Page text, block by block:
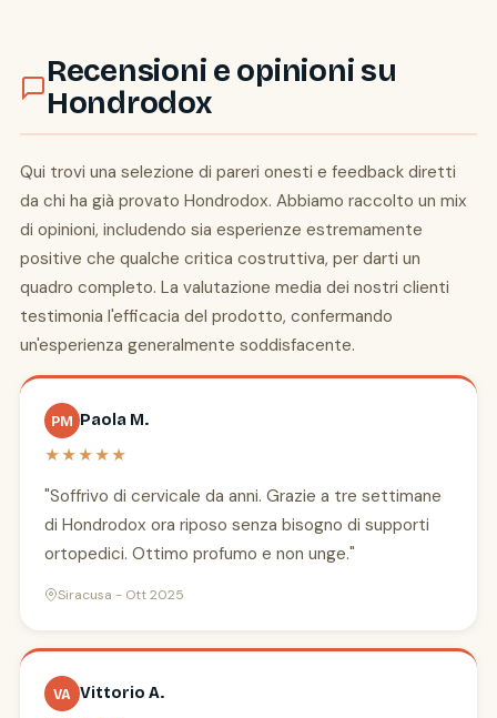
Recensioni e opinioni su
Hondrodox
Qui trovi una selezione di pareri onesti e feedback diretti
da chi ha già provato Hondrodox. Abbiamo raccolto un mix
di opinioni, includendo sia esperienze estremamente
positive che qualche critica costruttiva, per darti un
quadro completo. La valutazione media dei nostri clienti
testimonia l'efficacia del prodotto, confermando
un'esperienza generalmente soddisfacente.
PM Paola M.
★★★★★
"Soffrivo di cervicale da anni. Grazie a tre settimane
di Hondrodox ora riposo senza bisogno di supporti
ortopedici. Ottimo profumo e non unge."
Siracusa - Ott 2025
VA Vittorio A.